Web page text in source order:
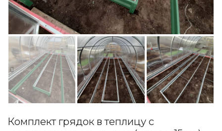
Комплект грядок в теплицу с